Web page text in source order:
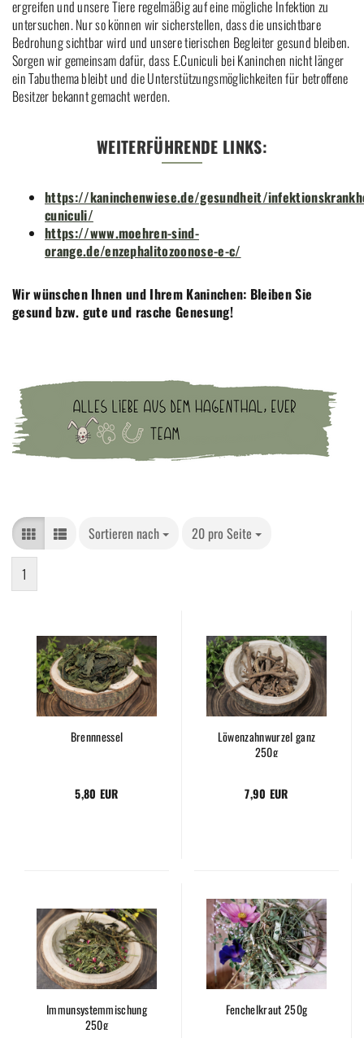
ergreifen und unsere Tiere regelmäßig auf eine mögliche Infektion zu
untersuchen. Nur so können wir sicherstellen, dass die unsichtbare
Bedrohung sichtbar wird und unsere tierischen Begleiter gesund bleiben.
Sorgen wir gemeinsam dafür, dass E.Cuniculi bei Kaninchen nicht länger
ein Tabuthema bleibt und die Unterstützungsmöglichkeiten für betroffene
Besitzer bekannt gemacht werden.
WEITERFÜHRENDE LINKS:
https://kaninchenwiese.de/gesundheit/
cuniculi/
https://www.moehren-sind-
orange.de/enzephalitozoonose-e-c/
Wir wünschen Ihnen und Ihrem Kaninchen: Bleiben Sie
gesund bzw. gute und rasche Genesung!
Sortieren nach 20 pro Seite
1
Brennnessel
5,80 EUR
Löwenzahnwurzel ganz
250g
7,90 EUR
Immunsystemmischung
250g
Fenchelkraut 250g